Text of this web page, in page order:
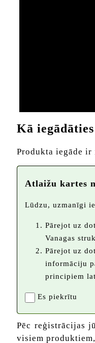
Kā
Produkta iegāde ir
Atlaižu kartes
Lūdzu, uzmanīgi
Pārejot uz
Vanagas
Pārejot uz
informāciju
principiem
Es piekrītu
Pēc reģistrācijas
visiem